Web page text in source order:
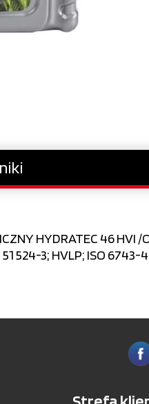
HYDRATEC 46 HVI
51 524-3; HVLP; ISO